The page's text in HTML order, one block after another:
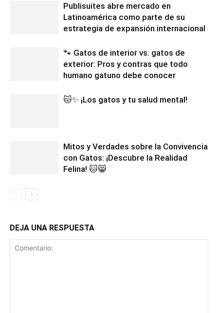
Publisuites abre mercado en
Latinoamérica como parte de su
estrategia de expansión internacional
🐾 Gatos de interior vs. gatos de
exterior: Pros y contras que todo
humano gatuno debe conocer
🐱✨ ¡Los gatos y tu salud mental!
Mitos y Verdades sobre la Convivencia
con Gatos: ¡Descubre la Realidad
Felina! 🐱😸
DEJA UNA RESPUESTA